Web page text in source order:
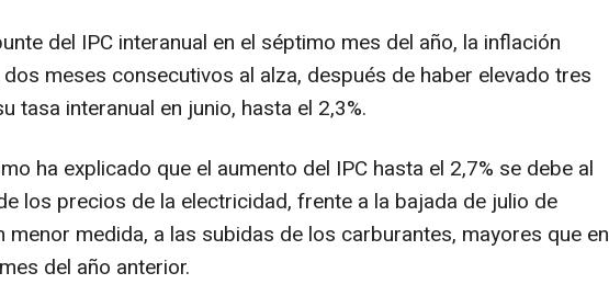
del IPC interanual en el séptimo mes del año, la inflación
meses consecutivos al alza, después de haber elevado tres
tasa interanual en junio, hasta el 2,3%.
ha explicado que el aumento del IPC hasta el 2,7% se debe al
los precios de la electricidad, frente a la bajada de julio de
menor medida, a las subidas de los carburantes, mayores que en
del año anterior.